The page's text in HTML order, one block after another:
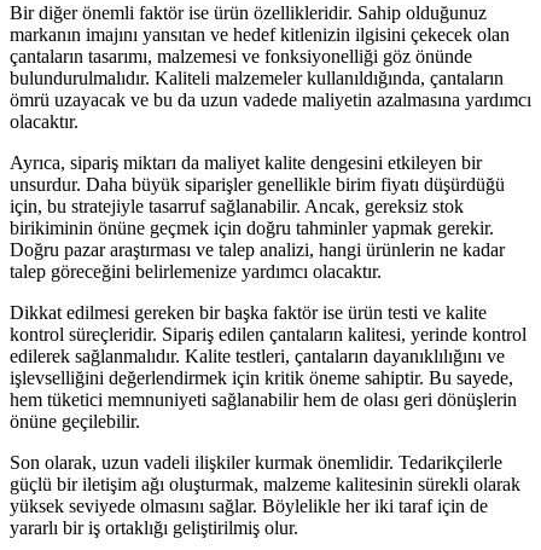
Bir diğer önemli faktör ise ürün özellikleridir. Sahip olduğunuz
markanın imajını yansıtan ve hedef kitlenizin ilgisini çekecek olan
çantaların tasarımı, malzemesi ve fonksiyonelliği göz önünde
bulundurulmalıdır. Kaliteli malzemeler kullanıldığında, çantaların
ömrü uzayacak ve bu da uzun vadede maliyetin azalmasına yardımcı
olacaktır.
Ayrıca, sipariş miktarı da maliyet kalite dengesini etkileyen bir
unsurdur. Daha büyük siparişler genellikle birim fiyatı düşürdüğü
için, bu stratejiyle tasarruf sağlanabilir. Ancak, gereksiz stok
birikiminin önüne geçmek için doğru tahminler yapmak gerekir.
Doğru pazar araştırması ve talep analizi, hangi ürünlerin ne kadar
talep göreceğini belirlemenize yardımcı olacaktır.
Dikkat edilmesi gereken bir başka faktör ise ürün testi ve kalite
kontrol süreçleridir. Sipariş edilen çantaların kalitesi, yerinde kontrol
edilerek sağlanmalıdır. Kalite testleri, çantaların dayanıklılığını ve
işlevselliğini değerlendirmek için kritik öneme sahiptir. Bu sayede,
hem tüketici memnuniyeti sağlanabilir hem de olası geri dönüşlerin
önüne geçilebilir.
Son olarak, uzun vadeli ilişkiler kurmak önemlidir. Tedarikçilerle
güçlü bir iletişim ağı oluşturmak, malzeme kalitesinin sürekli olarak
yüksek seviyede olmasını sağlar. Böylelikle her iki taraf için de
yararlı bir iş ortaklığı geliştirilmiş olur.